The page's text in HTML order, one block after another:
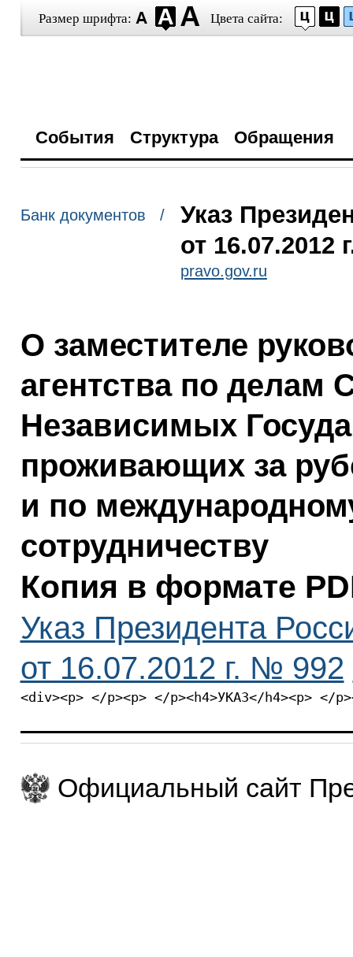
Размер шрифта: Цвета сайта:
События Структура Обращения
Банк документов /
Указ
от 16.07.2012
pravo.gov.ru
О заместителе
агентства по делам
Независимых
проживающих за
и по
сотрудничеству
Копия в формате
Указ Президента
от 16.07.2012 г. № 992
<div><p> </p><p> </p><h4>УКАЗ</h4><p> </
Официальный сайт